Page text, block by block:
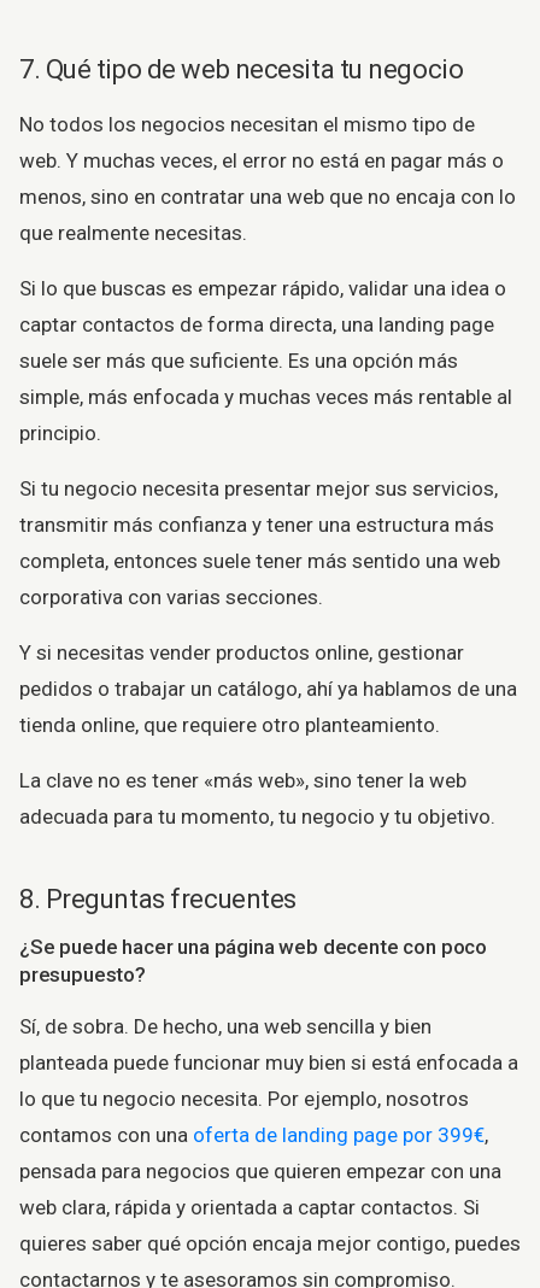
7. Qué tipo de web necesita tu negocio
No todos los negocios necesitan el mismo tipo de
web. Y muchas veces, el error no está en pagar más o
menos, sino en contratar una web que no encaja con lo
que realmente necesitas.
Si lo que buscas es empezar rápido, validar una idea o
captar contactos de forma directa, una landing page
suele ser más que suficiente. Es una opción más
simple, más enfocada y muchas veces más rentable al
principio.
Si tu negocio necesita presentar mejor sus servicios,
transmitir más confianza y tener una estructura más
completa, entonces suele tener más sentido una web
corporativa con varias secciones.
Y si necesitas vender productos online, gestionar
pedidos o trabajar un catálogo, ahí ya hablamos de una
tienda online, que requiere otro planteamiento.
La clave no es tener «más web», sino tener la web
adecuada para tu momento, tu negocio y tu objetivo.
8. Preguntas frecuentes
¿Se puede hacer una página web decente con poco
presupuesto?
Sí, de sobra. De hecho, una web sencilla y bien
planteada puede funcionar muy bien si está enfocada a
lo que tu negocio necesita. Por ejemplo, nosotros
contamos con una oferta de landing page por 399€,
pensada para negocios que quieren empezar con una
web clara, rápida y orientada a captar contactos. Si
quieres saber qué opción encaja mejor contigo, puedes
contactarnos y te asesoramos sin compromiso.